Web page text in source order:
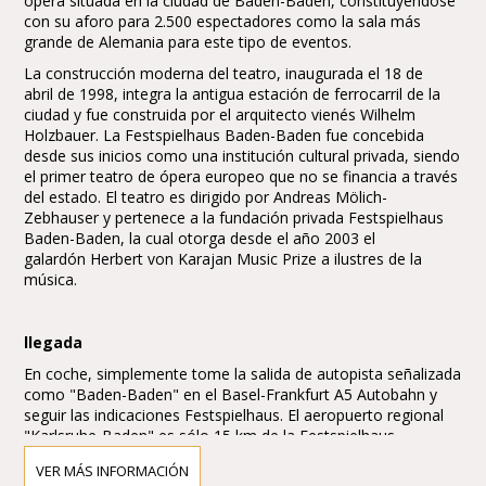
con su aforo para 2.500 espectadores como la sala más
grande de Alemania para este tipo de eventos.
La construcción moderna del teatro, inaugurada el 18 de
abril de 1998, integra la antigua estación de ferrocarril de la
ciudad y fue construida por el arquitecto vienés Wilhelm
Holzbauer. La Festspielhaus Baden-Baden fue concebida
desde sus inicios como una institución cultural privada, siendo
el primer teatro de ópera europeo que no se financia a través
del estado. El teatro es dirigido por Andreas Mölich-
Zebhauser y pertenece a la fundación privada Festspielhaus
Baden-Baden, la cual otorga desde el año 2003 el
galardón Herbert von Karajan Music Prize a ilustres de la
música.
llegada
En coche, simplemente tome la salida de autopista señalizada
como "Baden-Baden" en el Basel-Frankfurt A5 Autobahn y
seguir las indicaciones Festspielhaus. El aeropuerto regional
"Karlsruhe-Baden" es sólo 15 km de la Festspielhaus.
VER MÁS INFORMACIÓN